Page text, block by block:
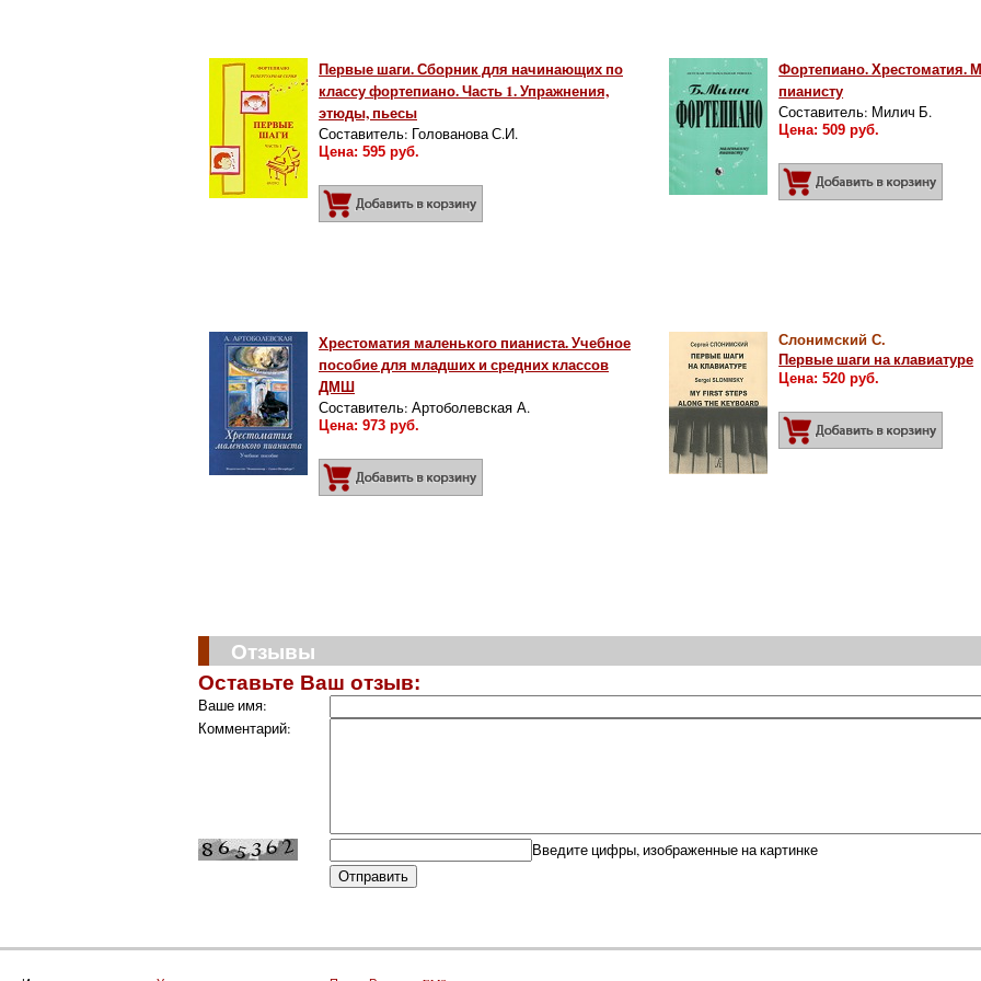
Первые шаги. Сборник для начинающих по
классу фортепиано. Часть 1. Упражнения,
этюды, пьесы
Составитель: Голованова С.И.
Цена: 595 руб.
Фортепиано. Хрестоматия.
пианисту
Составитель: Милич Б.
Цена: 509 руб.
Хрестоматия маленького пианиста. Учебное
пособие для младших и средних классов
ДМШ
Составитель: Артоболевская А.
Цена: 973 руб.
Слонимский С.
Первые шаги на клавиатуре
Цена: 520 руб.
Отзывы
Оставьте Ваш отзыв:
Ваше имя:
Комментарий:
Введите цифры, изображенные на картинке